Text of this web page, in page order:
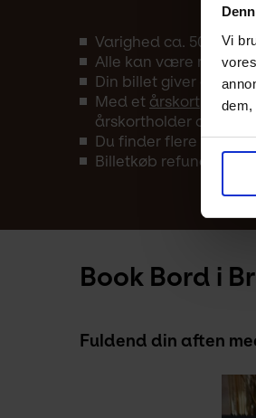
Vi
Varighed ca. 50 min.
Alle kan være med –
Din billet giver
Med et årskort har
årskortholder og en
Du finder flere
Billetkøb refunderes
Book Bord i
Fuldend din aften